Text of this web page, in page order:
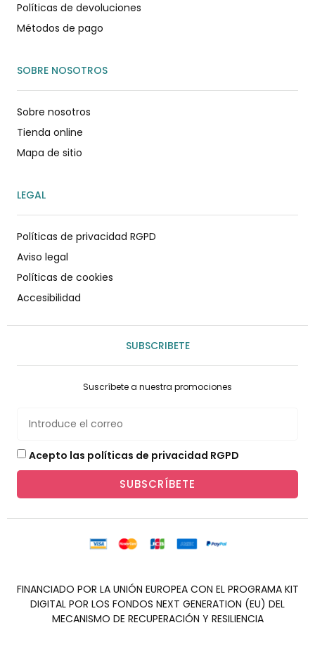
Políticas de devoluciones
Métodos de pago
SOBRE NOSOTROS
Sobre nosotros
Tienda online
Mapa de sitio
LEGAL
Políticas de privacidad RGPD
Aviso legal
Políticas de cookies
Accesibilidad
SUBSCRIBETE
Suscríbete a nuestra promociones
Acepto las políticas de privacidad RGPD
SUBSCRÍBETE
FINANCIADO POR LA UNIÓN EUROPEA CON EL PROGRAMA KIT
DIGITAL POR LOS FONDOS NEXT GENERATION (EU) DEL
MECANISMO DE RECUPERACIÓN Y RESILIENCIA